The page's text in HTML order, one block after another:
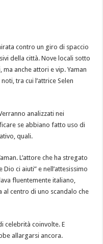
contro un giro di spaccio
della città. Nove locali sotto
anche attori e vip. Yaman
tra cui l’attrice Selen
analizzati nei
se abbiano fatto uso di
quali.
L’attore che ha stregato
ci aiuti” e nell’attesissimo
fluentemente italiano,
al centro di uno scandalo che
celebrità coinvolte. E
allargarsi ancora.